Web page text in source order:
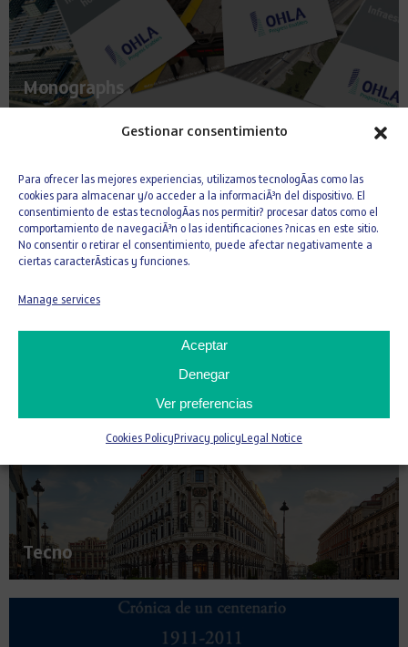
Gestionar consentimiento
Para ofrecer las mejores experiencias, utilizamos tecnologÃ­as como las
cookies para almacenar y/o acceder a la informaciÃ³n del dispositivo. El
consentimiento de estas tecnologÃ­as nos permitir? procesar datos como el
comportamiento de navegaciÃ³n o las identificaciones ?nicas en este sitio.
No consentir o retirar el consentimiento, puede afectar negativamente a
ciertas caracterÃ­sticas y funciones.
Manage services
Aceptar
Denegar
Ver preferencias
Cookies Policy Privacy policy Legal Notice
Monographs
Tecno